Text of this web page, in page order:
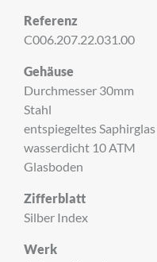
Referenz
C006.207.22.031.00
Gehäuse
Durchmesser 30mm
Stahl
entspiegeltes Saphirglas
wasserdicht 10 ATM
Glasboden
Zifferblatt
Silber Index
Werk